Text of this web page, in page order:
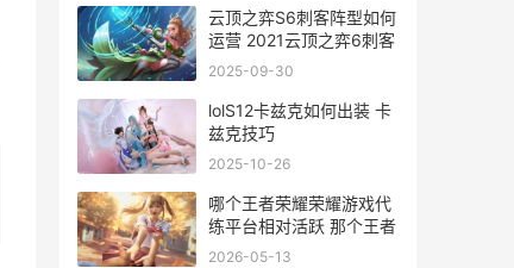
云顶之弈S6刺客阵型如何
运营 2021云顶之弈6刺客
2025-09-30
lolS12卡兹克如何出装 卡
兹克技巧
2025-10-26
哪个王者荣耀荣耀游戏代
练平台相对活跃 那个王者
2026-05-13